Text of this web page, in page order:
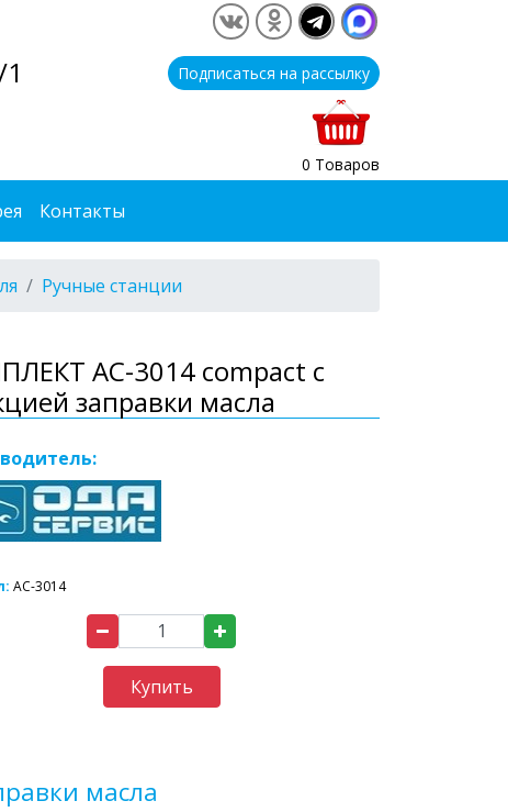
Подписаться на рассылку
0 Товаров
Контакты
Ручные станции
AC-3014 compact с
заправки масла
AC-3014
Купить
масла